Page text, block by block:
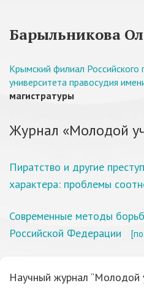
Барыльникова
Крымский филиал Российского
университета правосудия
магистратуры
Журнал «Молодой
Пиратство и другие
характера: проблемы
Современные методы
Российской Федерации
Научный журнал “Молодой